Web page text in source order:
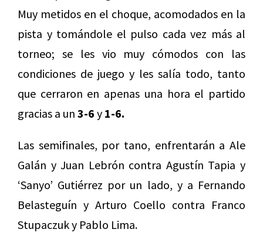
Muy metidos en el choque, acomodados en la
pista y tomándole el pulso cada vez más al
torneo; se les vio muy cómodos con las
condiciones de juego y les salía todo, tanto
que cerraron en apenas una hora el partido
gracias a un 3-6 y 1-6.
Las semifinales, por tano, enfrentarán a Ale
Galán y Juan Lebrón contra Agustín Tapia y
‘Sanyo’ Gutiérrez por un lado, y a Fernando
Belasteguín y Arturo Coello contra Franco
Stupaczuk y Pablo Lima.